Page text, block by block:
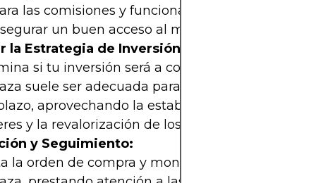
las comisiones y funcionalidades de las
un buen acceso al mercado.
la Estrategia de Inversión:
si tu inversión será a corto, mediano o largo
suele ser adecuada para estrategias de
aprovechando la estabilidad en los
y la revalorización de los activos
y Seguimiento:
la orden de compra y monitorea el desempeño